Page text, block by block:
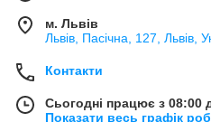
м. Львів
Львів, Пасічна, 127, Львів,
Контакти
Сьогодні працює з 08:00
Показати весь графік